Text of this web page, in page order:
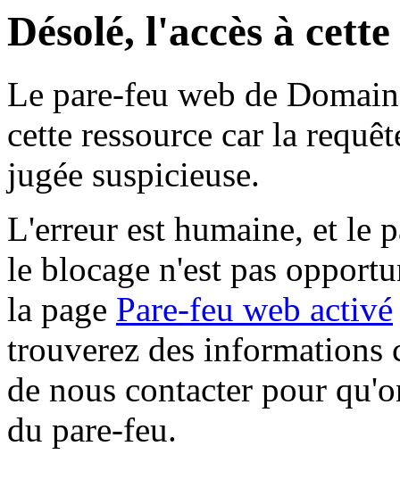
Désolé, l'accès à
Le pare-feu web de
cette ressource car la
jugée suspicieuse.
L'erreur est humaine, et le
le blocage n'est pas
la page Pare-feu web activé
trouverez des informations
de nous contacter pour
du pare-feu.